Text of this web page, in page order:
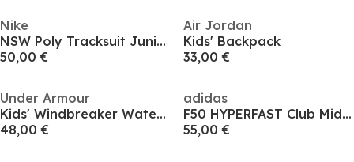
Nike
NSW Poly Tracksuit Juniors
50,00 €
Air Jordan
Kids' Backpack
33,00 €
Under Armour
Kids' Windbreaker Water-Repellent Windproof Hooded Long Sleeve Rain Anorak
48,00 €
adidas
F50 HYPERFAST Club Mid Firm Ground Football Boots Juniors
55,00 €